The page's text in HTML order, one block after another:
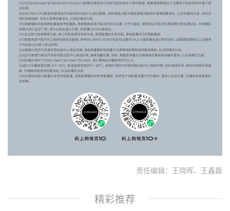
责任编辑：王晓晖、王鑫磊
精彩推荐